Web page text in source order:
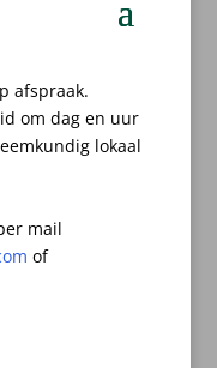
afspraak.
om dag en uur
lokaal
mail
of